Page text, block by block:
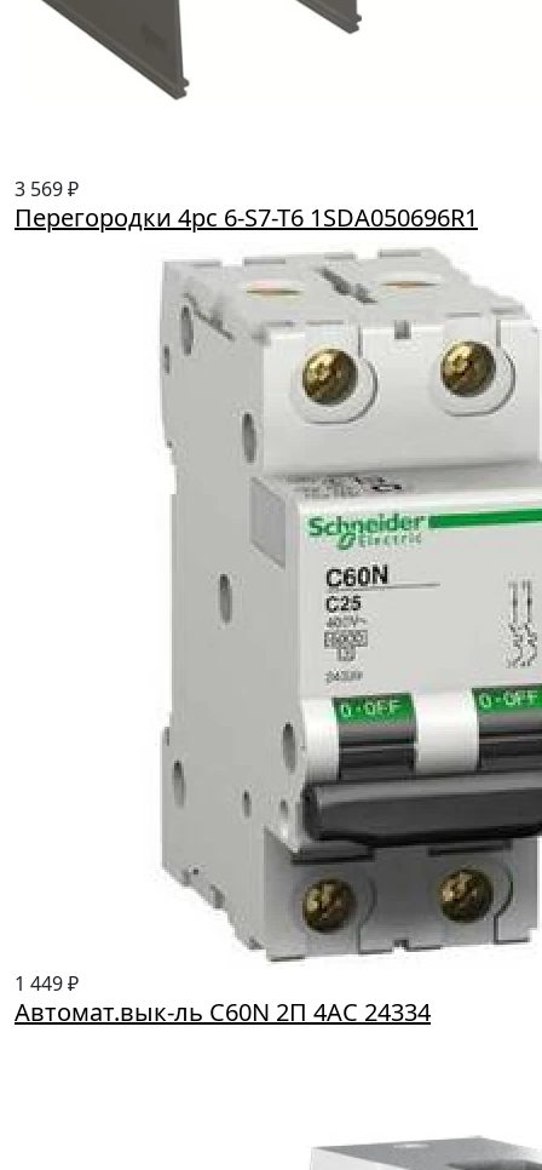
3 569 ₽
Перегородки 4рс 6-S7-T6 1SDA050696R1
1 449 ₽
Автомат.вык-ль C60N 2П 4АС 24334